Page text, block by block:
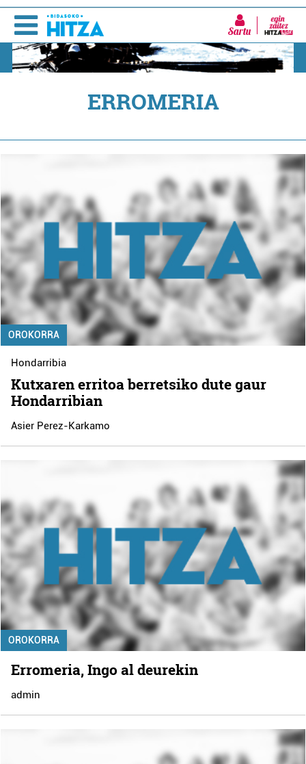
Sartu
ERROMERIA
OROKORRA
Hondarribia
Kutxaren erritoa berretsiko dute gaur
Hondarribian
Asier Perez-Karkamo
OROKORRA
Erromeria, Ingo al deurekin
admin